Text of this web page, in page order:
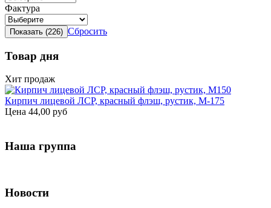
Фактура
Сбросить
Товар дня
Хит продаж
Кирпич лицевой ЛСР, красный флэш, рустик, М-175
Цена 44,00 руб
Наша группа
Новости